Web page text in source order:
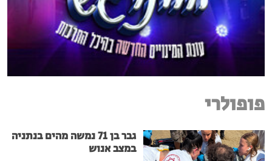
פופולרי
גבר בן 71 נמשה מהים בנתניה
במצב אנוש